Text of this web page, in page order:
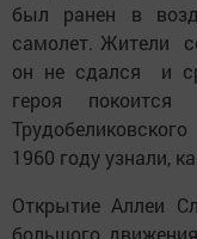
был ранен в
самолет. Жители
он не сдался и
героя
1960 году узнали,
Открытие Аллеи